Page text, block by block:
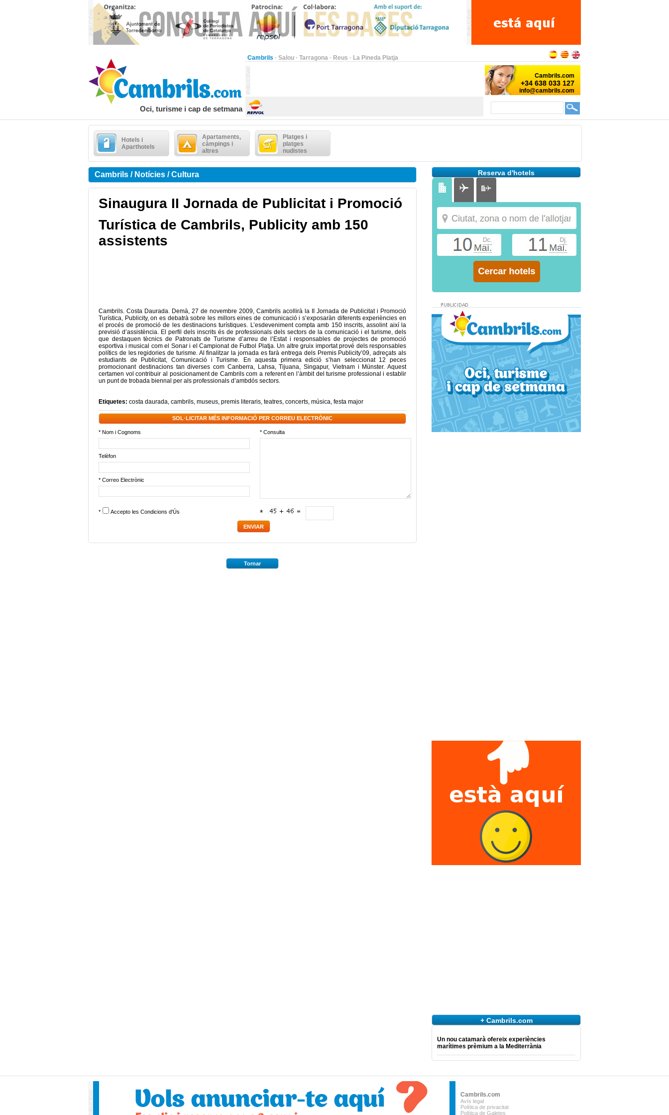
Cambrils · Salou · Tarragona · Reus · La Pineda Platja
Oci, turisme i cap de setmana
Hotels i
Aparthotels
Apartaments,
càmpings i
altres
Platges i
platges
nudistes
Cambrils / Notícies / Cultura
Sinaugura II Jornada de Publicitat i Promoció
Turística de Cambrils, Publicity amb 150
assistents
Cambrils. Costa Daurada. Demà, 27 de novembre 2009, Cambrils acollirà la II Jornada de Publicitat i Promoció
Turística, Publicity, on es debatrà sobre les millors eines de comunicació i s’exposaràn diferents experiències en
el procés de promoció de les destinacions turístiques. L’esdeveniment compta amb 150 inscrits, assolint així la
previsió d’assistència. El perfil dels inscrits és de professionals dels sectors de la comunicació i el turisme, dels
que destaquen tècnics de Patronats de Turisme d’arreu de l’Estat i responsables de projectes de promoció
esportiva i musical com el Sonar i el Campionat de Futbol Platja. Un altre gruix importat prové dels responsables
polítics de les regidories de turisme. Al finalitzar la jornada es farà entrega dels Premis Publicity’09, adreçats als
estudiants de Publicitat, Comunicació i Turisme. En aquesta primera edició s’han seleccionat 12 peces
promocionant destinacions tan diverses com Canberra, Lahsa, Tijuana, Singapur, Vietnam i Münster. Aquest
certamen vol contribuir al posicionament de Cambrils com a referent en l’àmbit del turisme professional i establir
un punt de trobada biennal per als professionals d’ambdós sectors.
Etiquetes: costa daurada, cambrils, museus, premis literaris, teatres, concerts, música, festa major
SOL·LICITAR MÉS INFORMACIÓ PER CORREU ELECTRÒNIC
* Nom i Cognoms * Consulta
Telèfon
* Correo Electrònic
* Accepto les Condicions d'Ús *
Tornar
Reserva d'hotels
+ Cambrils.com
Un nou catamarà ofereix experiències
marítimes prèmium a la Mediterrània
Cambrils.com
Avís legal
Política de privacitat
Política de Galetes